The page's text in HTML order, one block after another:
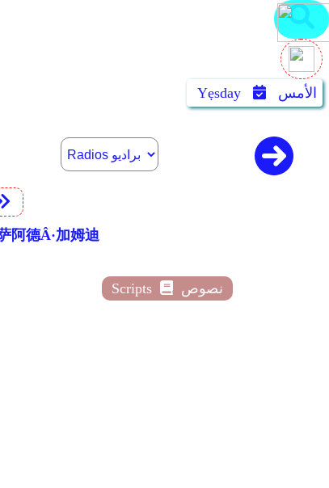
Yẹsday الأمس
阿德Â·加姆迪
Scripts نصوص